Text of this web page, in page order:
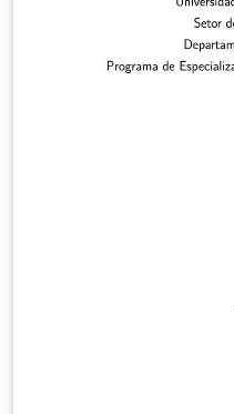
dependendo da norma que
não estejam, você pode
atender às suas